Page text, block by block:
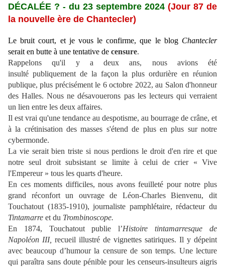
DÉCALÉE ? - du 23 septembre 2024 (Jour 87 de
la nouvelle ère de Chantecler)
Le bruit court, et je vous le confirme, que le blog Chantecler
serait en butte à une tentative de censure.
Rappelons qu'il y a deux ans, nous avions été
insulté publiquement de la façon la plus ordurière en réunion
publique, plus précisément le 6 octobre 2022, au Salon d'honneur
des Halles. Nous ne désavouerons pas les lecteurs qui verraient
un lien entre les deux affaires.
Il est vrai qu'une tendance au despotisme, au bourrage de crâne, et
à la crétinisation des masses s'étend de plus en plus sur notre
cybermonde.
La vie serait bien triste si nous perdions le droit d'en rire et que
notre seul droit subsistant se limite à celui de crier « Vive
l'Empereur » tous les quarts d'heure.
En ces moments difficiles, nous avons feuilleté pour notre plus
grand réconfort un ouvrage de Léon-Charles Bienvenu, dit
Touchatout (1835-1910), journaliste pamphlétaire, rédacteur du
Tintamarre et du Trombinoscope.
En 1874, Touchatout publie l’Histoire tintamarresque de
Napoléon III, recueil illustré de vignettes satiriques. Il y dépeint
avec beaucoup d’humour la censure de son temps. Une lecture
qui paraîtra sans doute pénible pour les censeurs-insulteurs aigris